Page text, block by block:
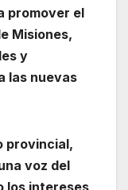
promover el
Misiones,
y
las nuevas
provincial,
voz del
los intereses